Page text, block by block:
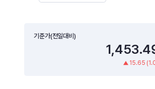
기준가(전일대비)
15.65